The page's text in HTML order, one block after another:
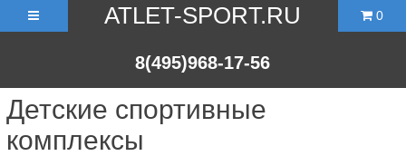
ATLET-SPORT.RU
8(495)968-17-56
0
Детские спортивные
комплексы